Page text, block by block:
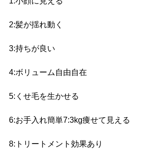
2:髪が揺れ動く
3:持ちが良い
4:ボリューム自由自在
5:くせ毛を生かせる
6:お手入れ簡単7:3kg痩せて見える
8:トリートメント効果あり